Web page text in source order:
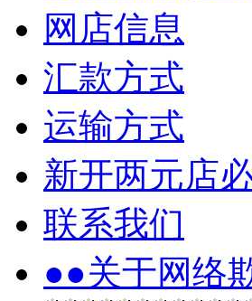
网店信息
汇款方式
运输方式
新开两元店
联系我们
●●关于网络